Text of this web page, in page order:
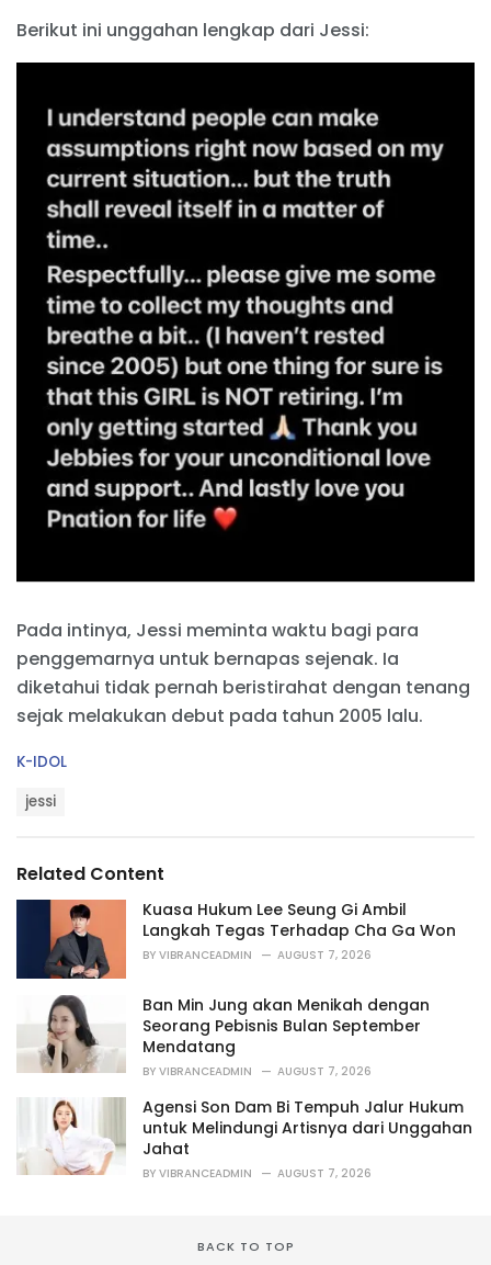
Berikut ini unggahan lengkap dari Jessi:
Pada intinya, Jessi meminta waktu bagi para
penggemarnya untuk bernapas sejenak. Ia
diketahui tidak pernah beristirahat dengan tenang
sejak melakukan debut pada tahun 2005 lalu.
C
r
i
K-IDOL
a
:
jessi
Related Content
Kuasa Hukum Lee Seung Gi Ambil
Langkah Tegas Terhadap Cha Ga Won
BY VIBRANCEADMIN AUGUST 7, 2026
Ban Min Jung akan Menikah dengan
Seorang Pebisnis Bulan September
Mendatang
BY VIBRANCEADMIN AUGUST 7, 2026
Agensi Son Dam Bi Tempuh Jalur Hukum
untuk Melindungi Artisnya dari Unggahan
Jahat
BY VIBRANCEADMIN AUGUST 7, 2026
BACK TO TOP